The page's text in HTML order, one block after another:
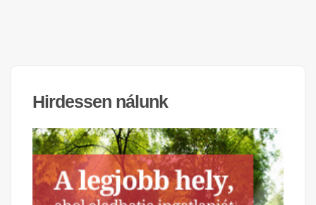
Hirdessen nálunk